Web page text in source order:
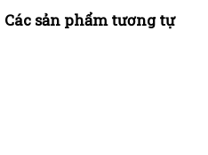
Các sản phẩm tương tự